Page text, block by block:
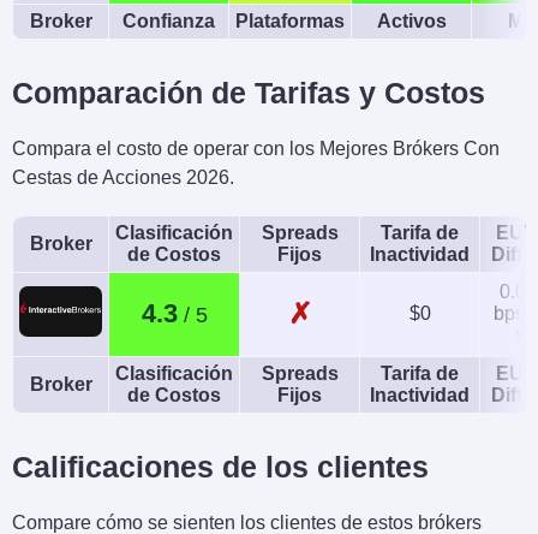
Broker Confianza Plataformas Activos
Comparación de Tarifas y Costos
Compara el costo de operar con los Mejores Brókers Con
Cestas de Acciones 2026.
Broker
Clasificación
de Costos
Spreads
Fijos
Tarifa de
Inactividad
4.3 ✗ $0
bps
Broker
Clasificación
de Costos
Spreads
Fijos
Tarifa de
Inactividad
Calificaciones de los clientes
Compare cómo se sienten los clientes de estos brókers